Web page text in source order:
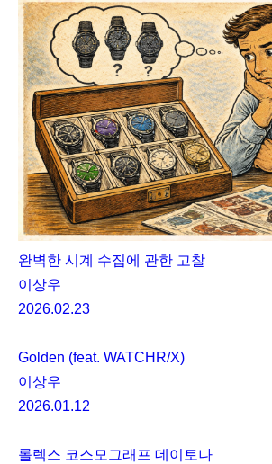
완벽한 시계 수집에 관한 고찰
이상우
2026.02.23
Golden (feat. WATCHR/X)
이상우
2026.01.12
롤렉스 코스모그래프 데이토나